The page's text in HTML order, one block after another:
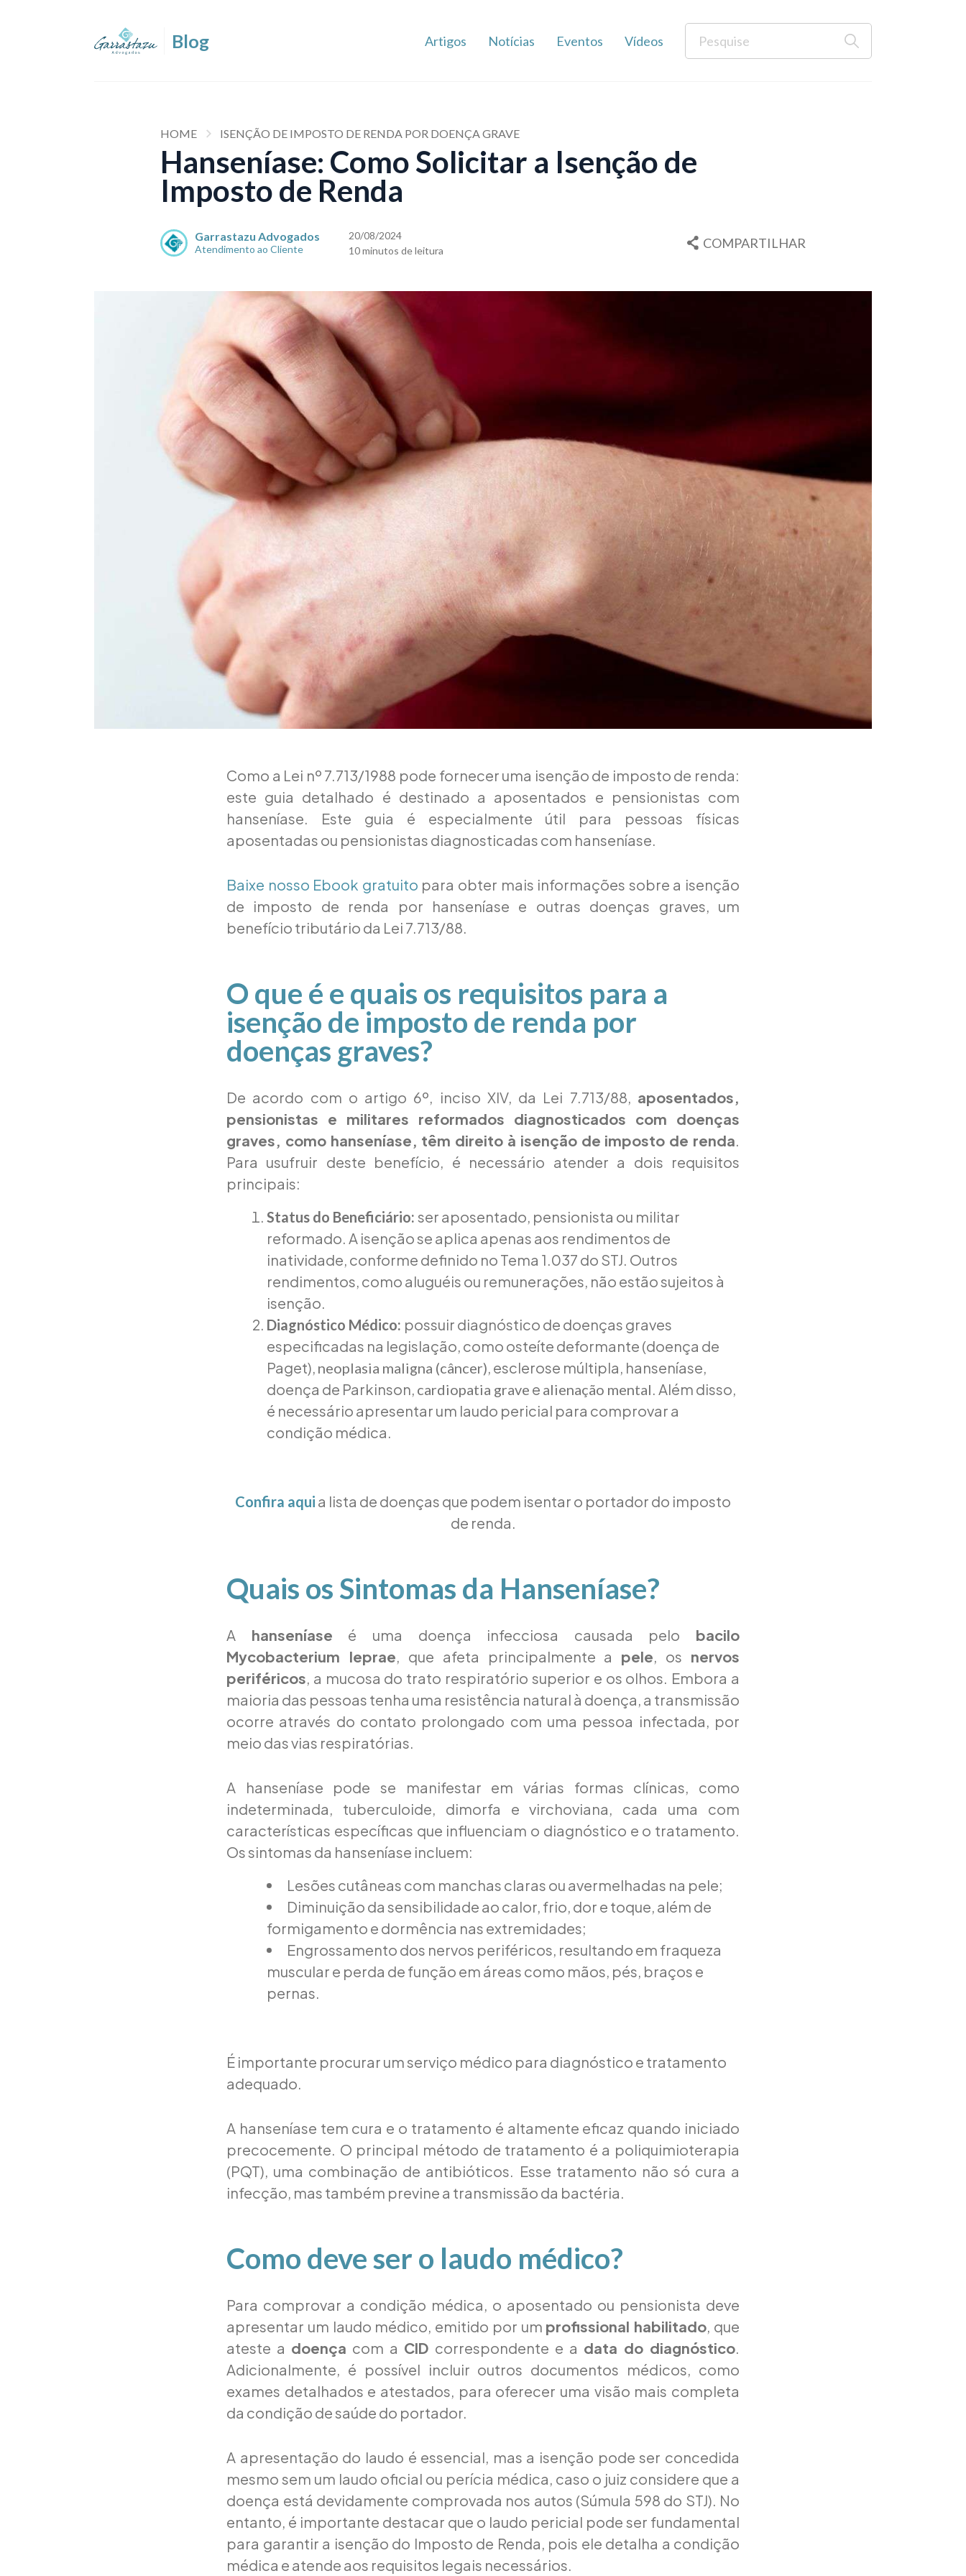
Artigos Notícias Eventos Vídeos
HOME ISENÇÃO DE IMPOSTO DE RENDA POR DOENÇA GRAVE
Hanseníase: Como Solicitar a Isenção de
Imposto de Renda
Garrastazu Advogados
Atendimento ao Cliente
20/08/2024
10 minutos de leitura
COMPARTILHAR
Como a Lei nº 7.713/1988 pode fornecer uma isenção de imposto de renda:
este guia detalhado é destinado a aposentados e pensionistas com
hanseníase. Este guia é especialmente útil para pessoas físicas
aposentadas ou pensionistas diagnosticadas com hanseníase.
Baixe nosso Ebook gratuito para obter mais informações sobre a isenção
de imposto de renda por hanseníase e outras doenças graves, um
benefício tributário da Lei 7.713/88.
O que é e quais os requisitos para a
isenção de imposto de renda por
doenças graves?
De acordo com o artigo 6º, inciso XIV, da Lei 7.713/88, aposentados,
pensionistas e militares reformados diagnosticados com doenças
graves, como hanseníase, têm direito à isenção de imposto de renda
Para usufruir deste benefício, é necessário atender a dois requisitos
principais:
Status do Beneficiário: ser aposentado, pensionista ou militar
reformado. A isenção se aplica apenas aos rendimentos de
inatividade, conforme definido no Tema 1.037 do STJ. Outros
rendimentos, como aluguéis ou remunerações, não estão sujeitos à
isenção.
Diagnóstico Médico: possuir diagnóstico de doenças graves
especificadas na legislação, como osteíte deformante (doença de
Paget), neoplasia maligna (câncer) , esclerose múltipla, hanseníase,
doença de Parkinson, cardiopatia grave e alienação mental . Além disso,
é necessário apresentar um laudo pericial para comprovar a
condição médica.
Confira aqui a lista de doenças que podem isentar o portador do imposto
de renda.
Quais os Sintomas da Hanseníase?
A hanseníase é uma doença infecciosa causada pelo bacilo
Mycobacterium leprae , que afeta principalmente a pele , os nervos
periféricos , a mucosa do trato respiratório superior e os olhos. Embora a
maioria das pessoas tenha uma resistência natural à doença, a transmissão
ocorre através do contato prolongado com uma pessoa infectada, por
meio das vias respiratórias.
A hanseníase pode se manifestar em várias formas clínicas, como
indeterminada, tuberculoide, dimorfa e virchoviana, cada uma com
características específicas que influenciam o diagnóstico e o tratamento.
Os sintomas da hanseníase incluem:
Lesões cutâneas com manchas claras ou avermelhadas na pele;
Diminuição da sensibilidade ao calor, frio, dor e toque, além de
formigamento e dormência nas extremidades;
Engrossamento dos nervos periféricos, resultando em fraqueza
muscular e perda de função em áreas como mãos, pés, braços e
pernas.
É importante procurar um serviço médico para diagnóstico e tratamento
adequado.
A hanseníase tem cura e o tratamento é altamente eficaz quando iniciado
precocemente. O principal método de tratamento é a poliquimioterapia
(PQT), uma combinação de antibióticos. Esse tratamento não só cura a
infecção, mas também previne a transmissão da bactéria.
Como deve ser o laudo médico?
Para comprovar a condição médica, o aposentado ou pensionista deve
apresentar um laudo médico, emitido por um profissional habilitado , que
ateste a doença com a CID correspondente e a data do diagnóstico
Adicionalmente, é possível incluir outros documentos médicos, como
exames detalhados e atestados, para oferecer uma visão mais completa
da condição de saúde do portador.
A apresentação do laudo é essencial, mas a isenção pode ser concedida
mesmo sem um laudo oficial ou perícia médica, caso o juiz considere que a
doença está devidamente comprovada nos autos (Súmula 598 do STJ). No
entanto, é importante destacar que o laudo pericial pode ser fundamental
para garantir a isenção do Imposto de Renda, pois ele detalha a condição
médica e atende aos requisitos legais necessários.